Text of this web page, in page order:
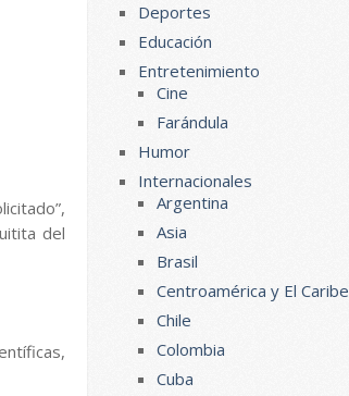
del
Deportes
Educación
Entretenimiento
Cine
Farándula
Humor
Internacionales
Argentina
Asia
Brasil
Centroamérica y El Caribe
Chile
Colombia
Cuba